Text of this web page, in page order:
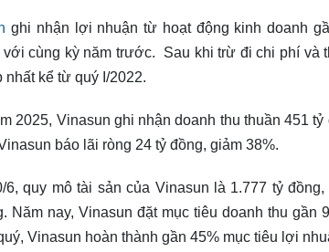
ghi nhận lợi nhuận từ hoạt động kinh doanh
với cùng kỳ năm trước. Sau khi trừ đi chi phí và
nhất kể từ quý I/2022.
2025, Vinasun ghi nhận doanh thu thuần 451
báo lãi ròng 24 tỷ đồng, giảm 38%.
quy mô tài sản của Vinasun là 1.777 tỷ
Năm nay, Vinasun đặt mục tiêu doanh thu gần
Vinasun hoàn thành gần 45% mục tiêu lợi